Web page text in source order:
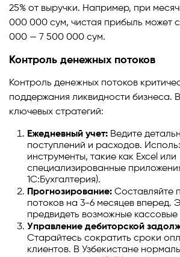
25% от выручки. Например, при
000 000 сум, чистая прибыль может
000 — 7 500 000 сум.
Контроль денежных потоков
Контроль денежных потоков
поддержания ликвидности бизнеса.
ключевых стратегий:
Ежедневный учет: Ведите
поступлений и расходов.
инструменты, такие как Excel или
специализированные
1С:Бухгалтерия).
Прогнозирование: Составляйте
потоков на 3-6 месяцев вперед.
предвидеть возможные
Управление дебиторской
Старайтесь сократить сроки
клиентов. В Узбекистане